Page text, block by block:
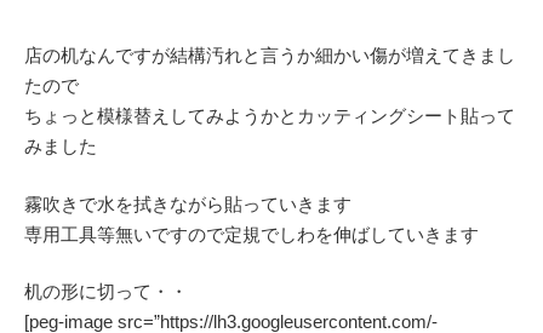
店の机なんですが結構汚れと言うか細かい傷が増えてきまし
たので
ちょっと模様替えしてみようかとカッティングシート貼って
みました
霧吹きで水を拭きながら貼っていきます
専用工具等無いですので定規でしわを伸ばしていきます
机の形に切って・・
[peg-image src=”https://lh3.googleusercontent.com/-